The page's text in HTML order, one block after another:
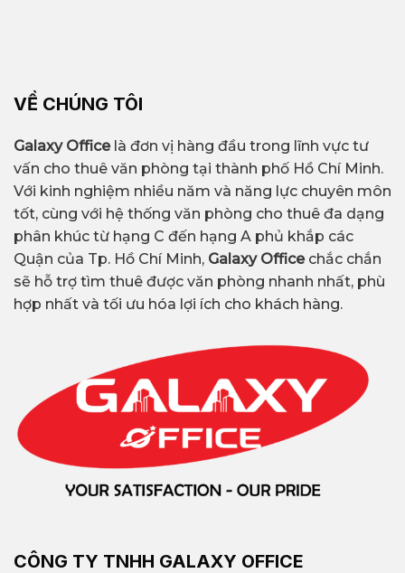
VỀ CHÚNG TÔI
Galaxy Officelà đơn vị hàng đầu trong lĩnh vực tư
vấn cho thuê văn phòng tại thành phố Hồ Chí Minh.
Với kinh nghiệm nhiều năm và năng lực chuyên môn
tốt, cùng với hệ thống văn phòng cho thuê đa dạng
phân khúc từ hạng C đến hạng A phủ khắp các
Quận của Tp. Hồ Chí Minh, Galaxy Office chắc chắn
sẽ hỗ trợ tìm thuê được văn phòng nhanh nhất, phù
hợp nhất và tối ưu hóa lợi ích cho khách hàng.
CÔNG TY TNHH GALAXY OFFICE